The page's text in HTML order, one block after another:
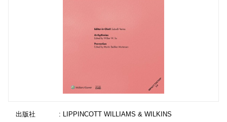
出版社
: LIPPINCOTT WILLIAMS & WILKINS